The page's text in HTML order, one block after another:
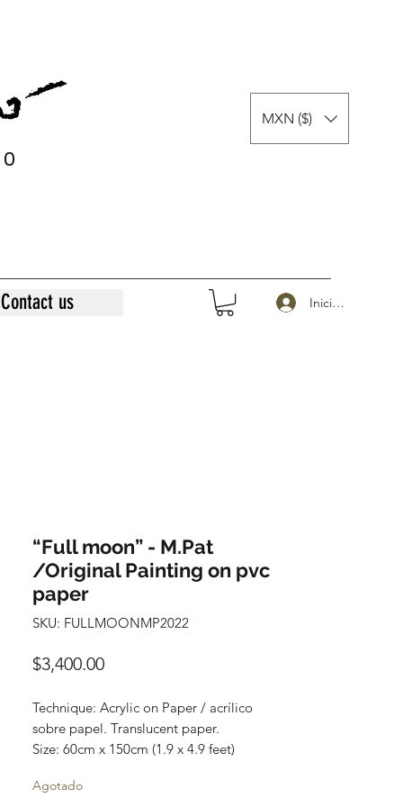
0
MXN ($)
Contact us Iniciar sesión
“Full moon” - M.Pat
/Original Painting on pvc
paper
SKU: FULLMOONMP2022
$3,400.00Precio
Technique: Acrylic on Paper / acrílico
sobre papel. Translucent paper.
Size: 60cm x 150cm (1.9 x 4.9 feet)
Price: 3,400 mxn
Agotado